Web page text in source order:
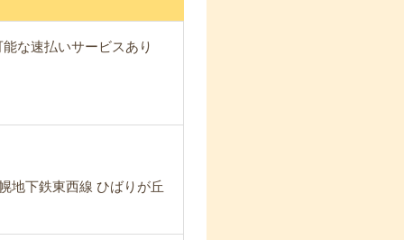
な速払いサービスあり
地下鉄東西線 ひばりが丘